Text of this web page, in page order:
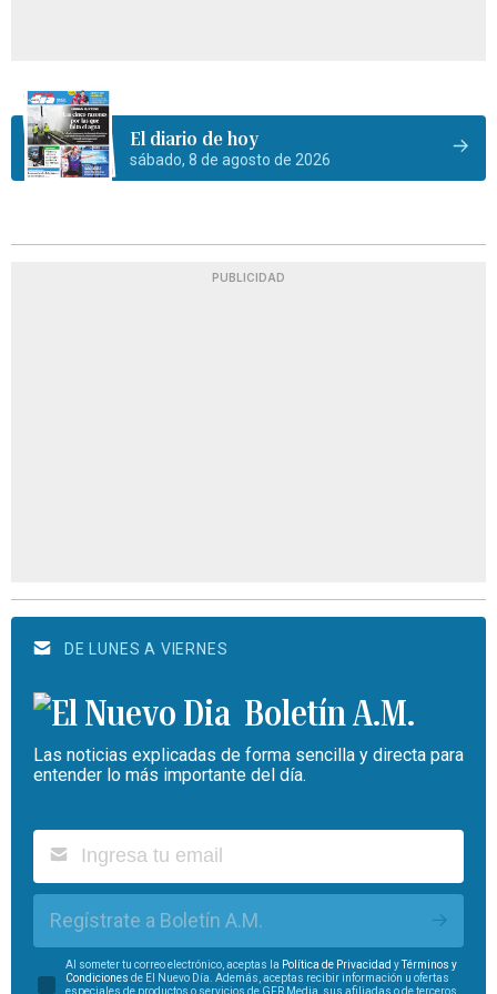
El diario de hoy
sábado, 8 de agosto de 2026
PUBLICIDAD
DE LUNES A VIERNES
Boletín A.M.
Las noticias explicadas de forma sencilla y directa para
entender lo más importante del día.
Regístrate a Boletín A.M.
Al someter tu correo electrónico, aceptas la Política de Privacidad yTérminos y
Condiciones de El Nuevo Día. Además, aceptas recibir información u ofertas
especiales de productos o servicios de GFR Media, sus afiliadas o de terceros.